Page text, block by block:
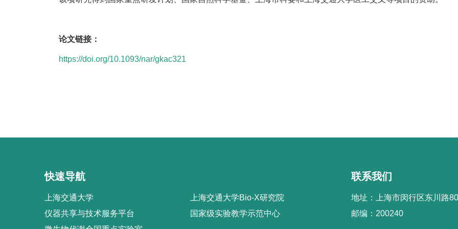
论文链接：
https://doi.org/10.1093/nar/gkac321
快速导航
上海交通大学
上海交通大学Bio-X研究院
仪器共享与技术服务平台
国家级实验教学示范中心
联系我们
地址：上海市闵行区东川路
邮编：200240